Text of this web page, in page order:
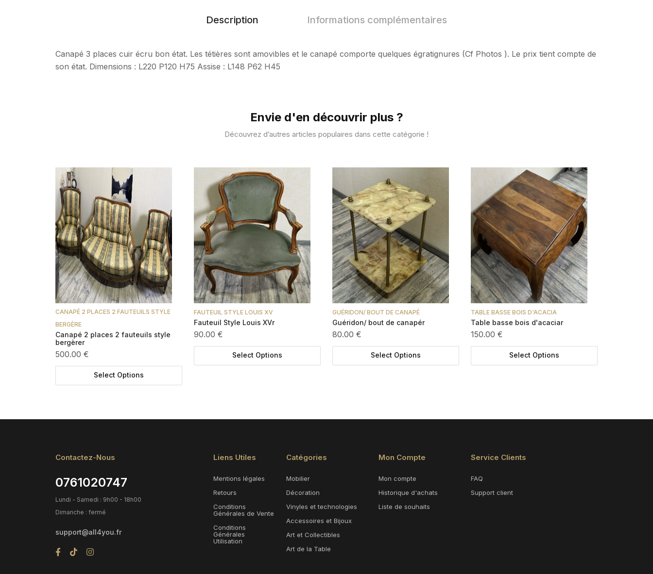
Description Informations complémentaires
Canapé 3 places cuir écru bon état. Les tétières sont amovibles et le canapé comporte quelques égratignures (Cf Photos ). Le prix tient compte de
son état. Dimensions : L220 P120 H75 Assise : L148 P62 H45
Envie d'en découvrir plus ?
Découvrez d’autres articles populaires dans cette catégorie !
CANAPÉ 2 PLACES 2 FAUTEUILS STYLE
BERGÈRE
Canapé 2 places 2 fauteuils style
bergèrer
500.00 €
Select Options
FAUTEUIL STYLE LOUIS XV
Fauteuil Style Louis XVr
90.00 €
Select Options
GUÉRIDON/ BOUT DE CANAPÉ
Guéridon/ bout de canapér
80.00 €
Select Options
TABLE BASSE BOIS D'ACACIA
Table basse bois d'acaciar
150.00 €
Select Options
Contactez-Nous
0761020747
Lundi - Samedi : 9h00 - 18h00
Dimanche : fermé
support@all4you.fr
Liens Utiles
Mentions légales
Retours
Conditions
Générales de Vente
Conditions
Générales
Utilisation
Catégories
Mobilier
Décoration
Vinyles et technologies
Accessoires et Bijoux
Art et Collectibles
Art de la Table
Mon Compte
Mon compte
Historique d'achats
Liste de souhaits
Service Clients
FAQ
Support client